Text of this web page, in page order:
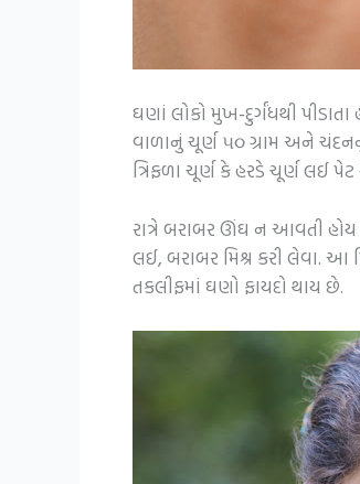
ઘણાં લોકો મુખ-દુર્ગંધથી
વાળાનું ચૂર્ણ ૫૦ ગ્રામ અને
ત્રિફળા ચૂર્ણ કે હરડે ચૂર્ણ લઈ
રાત્રે બરાબર ઊંઘ ન આવતી હોય
લઈ, બરાબર મિશ્ર કરી લેવા. આ
તકલીફમાં ઘણો ફાયદો થાય છે.